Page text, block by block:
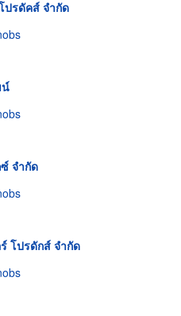
ปรดัคส์ จำกัด
จำกัด
โปรดักส์ จำกัด